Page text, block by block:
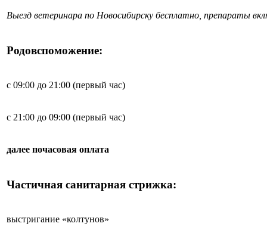
Выезд ветеринара по Новосибирску бесплатно, препараты
Родовспоможение:
с 09:00 до 21:00 (первый час)
с 21:00 до 09:00 (первый час)
далее почасовая оплата
Частичная санитарная стрижка:
выстригание «колтунов»